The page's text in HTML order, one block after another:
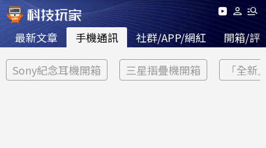
最新文章 手機通訊 社群/APP/網紅 開箱/評
Sony紀念耳機開箱 三星摺疊機開箱 「全新